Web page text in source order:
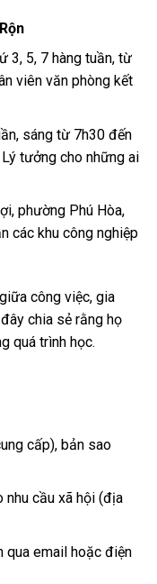
3, 5, 7 hàng tuần, từ
viên văn phòng kết
sáng từ 7h30 đến
tưởng cho những ai
phường Phú Hòa,
các khu công nghiệp
công việc, gia
chia sẻ rằng họ
quá trình học.
cấp), bản sao
cầu xã hội (địa
qua email hoặc điện